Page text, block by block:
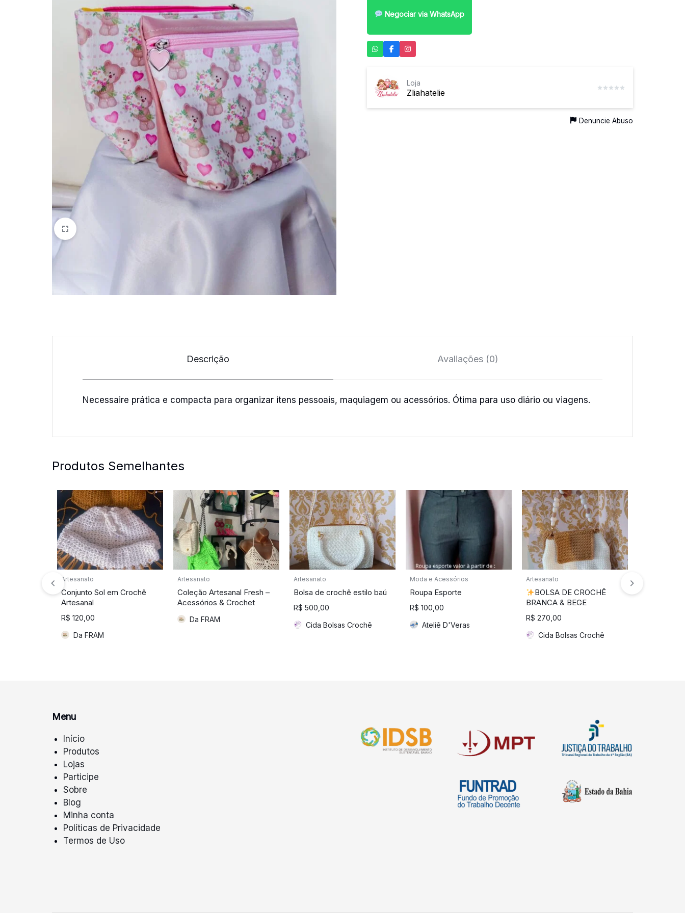
quem
mais
precisa!
Negociar via WhatsApp
Zliahatelie
Loja
Denuncie Abuso
Descrição Avaliações (0)
Necessaire prática e compacta para organizar itens pessoais, maquiagem ou acessórios. Ótima para uso diário ou viagens.
Produtos Semelhantes
Artesanato
Conjunto Sol em Crochê
Artesanal
R$ 120,00
Da FRAM
Artesanato
Coleção Artesanal Fresh –
Acessórios & Crochet
Da FRAM
Artesanato
Bolsa de crochê estilo baú
R$ 500,00
Cida Bolsas Crochê
Moda e Acessórios
Roupa Esporte
R$ 100,00
Ateliê D'Veras
Artesanato
BOLSA DE CROCHÊ
BRANCA & BEGE
R$ 270,00
Cida Bolsas Crochê
Menu
Início
Produtos
Lojas
Participe
Sobre
Blog
Minha conta
Políticas de Privacidade
Termos de Uso